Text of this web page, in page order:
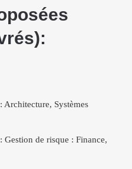
Architecture, Systèmes
de risque : Finance,